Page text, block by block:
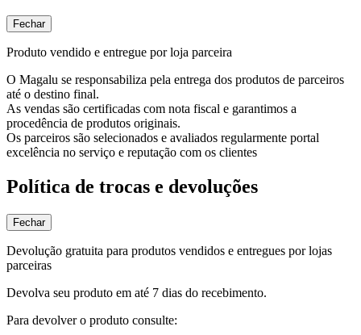
Fechar
Produto vendido e entregue por loja parceira
O Magalu se responsabiliza pela entrega dos produtos de parceiros
até o destino final.
As vendas são certificadas com nota fiscal e garantimos a
procedência de produtos originais.
Os parceiros são selecionados e avaliados regularmente portal
excelência no serviço e reputação com os clientes
Política de trocas e devoluções
Fechar
Devolução gratuita para produtos vendidos e entregues por lojas
parceiras
Devolva seu produto em até 7 dias do recebimento.
Para devolver o produto consulte: